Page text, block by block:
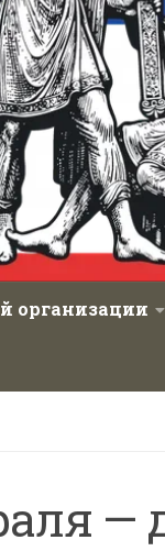
организации
—